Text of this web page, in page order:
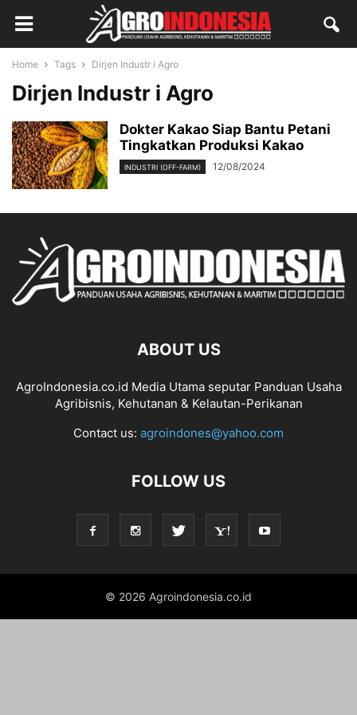
Home Tags Dirjen Industr i Agro
Dirjen Industr i Agro
Dokter Kakao Siap Bantu Petani
Tingkatkan Produksi Kakao
INDUSTRI (OFF-FARM) 12/08/2024
ABOUT US
AgroIndonesia.co.id Media Utama seputar Panduan Usaha
Agribisnis, Kehutanan & Kelautan-Perikanan
Contact us: agroindones@yahoo.com
FOLLOW US
© 2026 Agroindonesia.co.id